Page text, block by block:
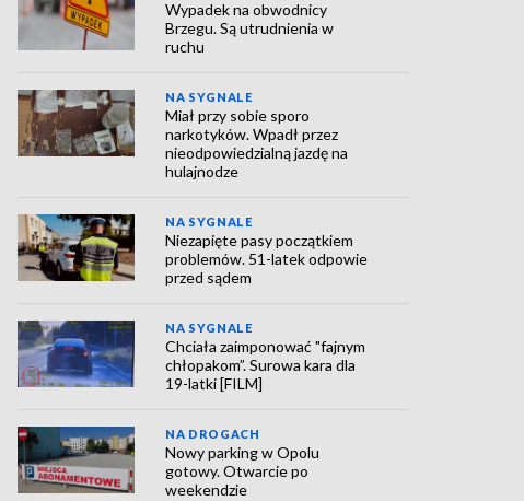
Wypadek na obwodnicy
Brzegu. Są utrudnienia w
ruchu
NA SYGNALE
Miał przy sobie sporo
narkotyków. Wpadł przez
nieodpowiedzialną jazdę na
hulajnodze
NA SYGNALE
Niezapięte pasy początkiem
problemów. 51-latek odpowie
przed sądem
NA SYGNALE
Chciała zaimponować "fajnym
chłopakom”. Surowa kara dla
19-latki [FILM]
NA DROGACH
Nowy parking w Opolu
gotowy. Otwarcie po
weekendzie